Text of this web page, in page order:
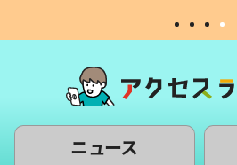
ニュース